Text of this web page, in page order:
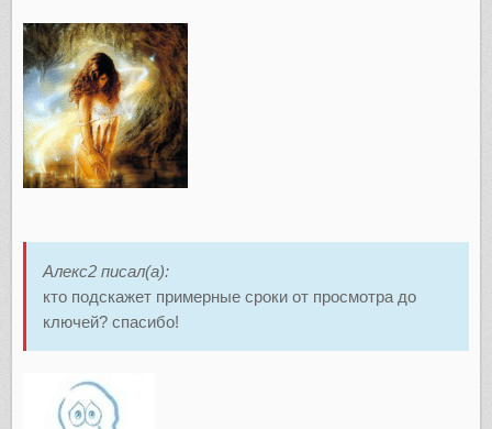
Алекс2 писал(а):
кто подскажет примерные сроки от просмотра до
ключей? спасибо!